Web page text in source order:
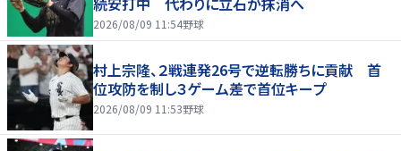
2026/08/09 11:54野球
村上宗隆、２戦連発26号で逆転勝ちに貢献 首
位攻防を制し３ゲーム差で首位キープ
2026/08/09 11:53野球